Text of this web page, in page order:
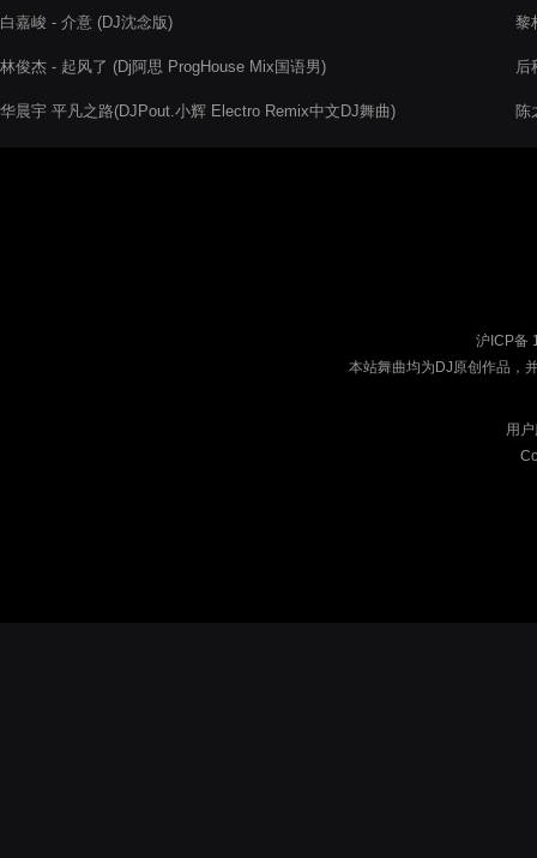
白嘉峻 - 介意 (DJ沈念版)
林俊杰 - 起风了 (Dj阿思 ProgHouse Mix国语男)
华晨宇 平凡之路(DJPout.小辉 Electro Remix中文DJ舞曲)
黎
后
陈
沪ICP备
本站舞曲均为DJ原创作品，
用